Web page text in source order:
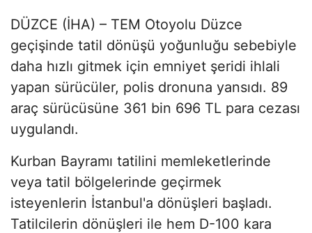
DÜZCE (İHA) – TEM Otoyolu Düzce
geçişinde tatil dönüşü yoğunluğu sebebiyle
daha hızlı gitmek için emniyet şeridi ihlali
yapan sürücüler, polis dronuna yansıdı. 89
araç sürücüsüne 361 bin 696 TL para cezası
uygulandı.
Kurban Bayramı tatilini memleketlerinde
veya tatil bölgelerinde geçirmek
isteyenlerin İstanbul'a dönüşleri başladı.
Tatilcilerin dönüşleri ile hem D-100 kara